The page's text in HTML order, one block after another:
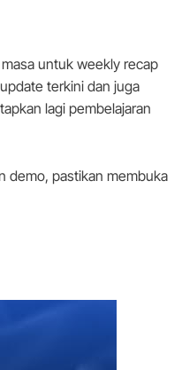
untuk weekly recap
terkini dan juga
lagi pembelajaran
demo, pastikan membuka